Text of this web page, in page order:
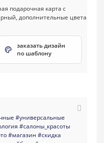
заказать дизайн
по шаблону
#универсальные
#салоны_красоты
#магазин #скидка